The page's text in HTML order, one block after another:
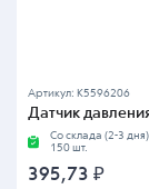
Артикул: K5596206
Датчик
Со склада (2-3 дня)
150 шт.
395,73 ₽